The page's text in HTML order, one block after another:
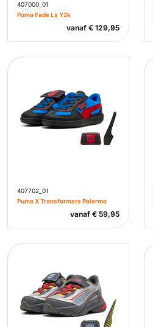
407000_01
Puma Fade Ls Y2k
vanaf € 129,95
407702_01
Puma X Transformers Palermo
vanaf € 59,95